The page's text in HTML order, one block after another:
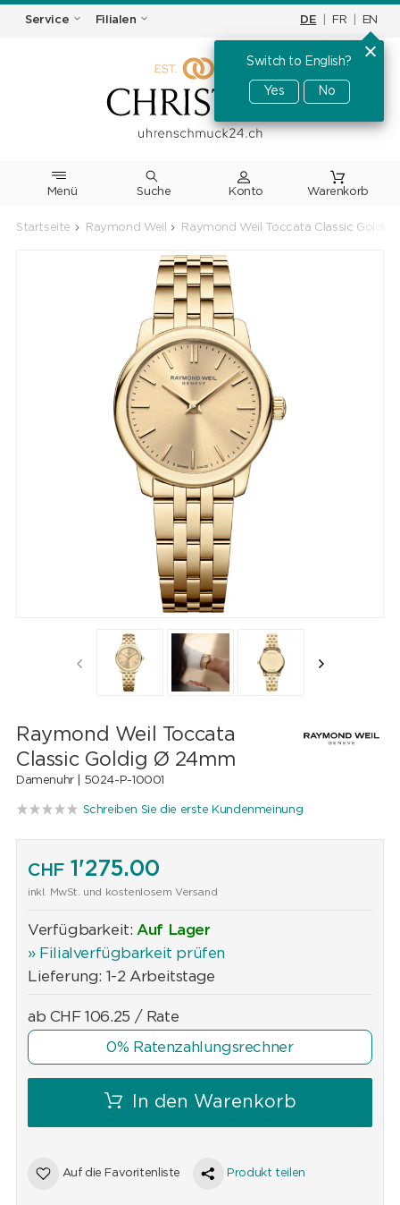
Service Filialen DE FR EN
Switch to English?
Yes No
Menü Suche Warenkorb
Startseite Raymond Weil Raymond Weil Toccata Classic Goldig
Raymond Weil Toccata
Classic Goldig Ø 24mm
Damenuhr | 5024-P-10001
Schreiben Sie die erste Kundenmeinung
CHF1'275.00
inkl. MwSt. und kostenlosem Versand
Verfügbarkeit: Auf Lager
» Filialverfügbarkeit prüfen
Lieferung: 1-2 Arbeitstage
ab CHF106.25 / Rate
0% Ratenzahlungsrechner
In den Warenkorb
Auf die Favoritenliste Produkt teilen